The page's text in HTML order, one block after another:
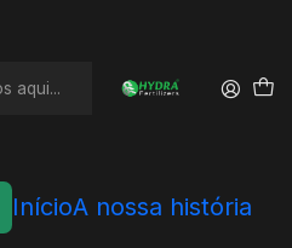
InícioA nossa história